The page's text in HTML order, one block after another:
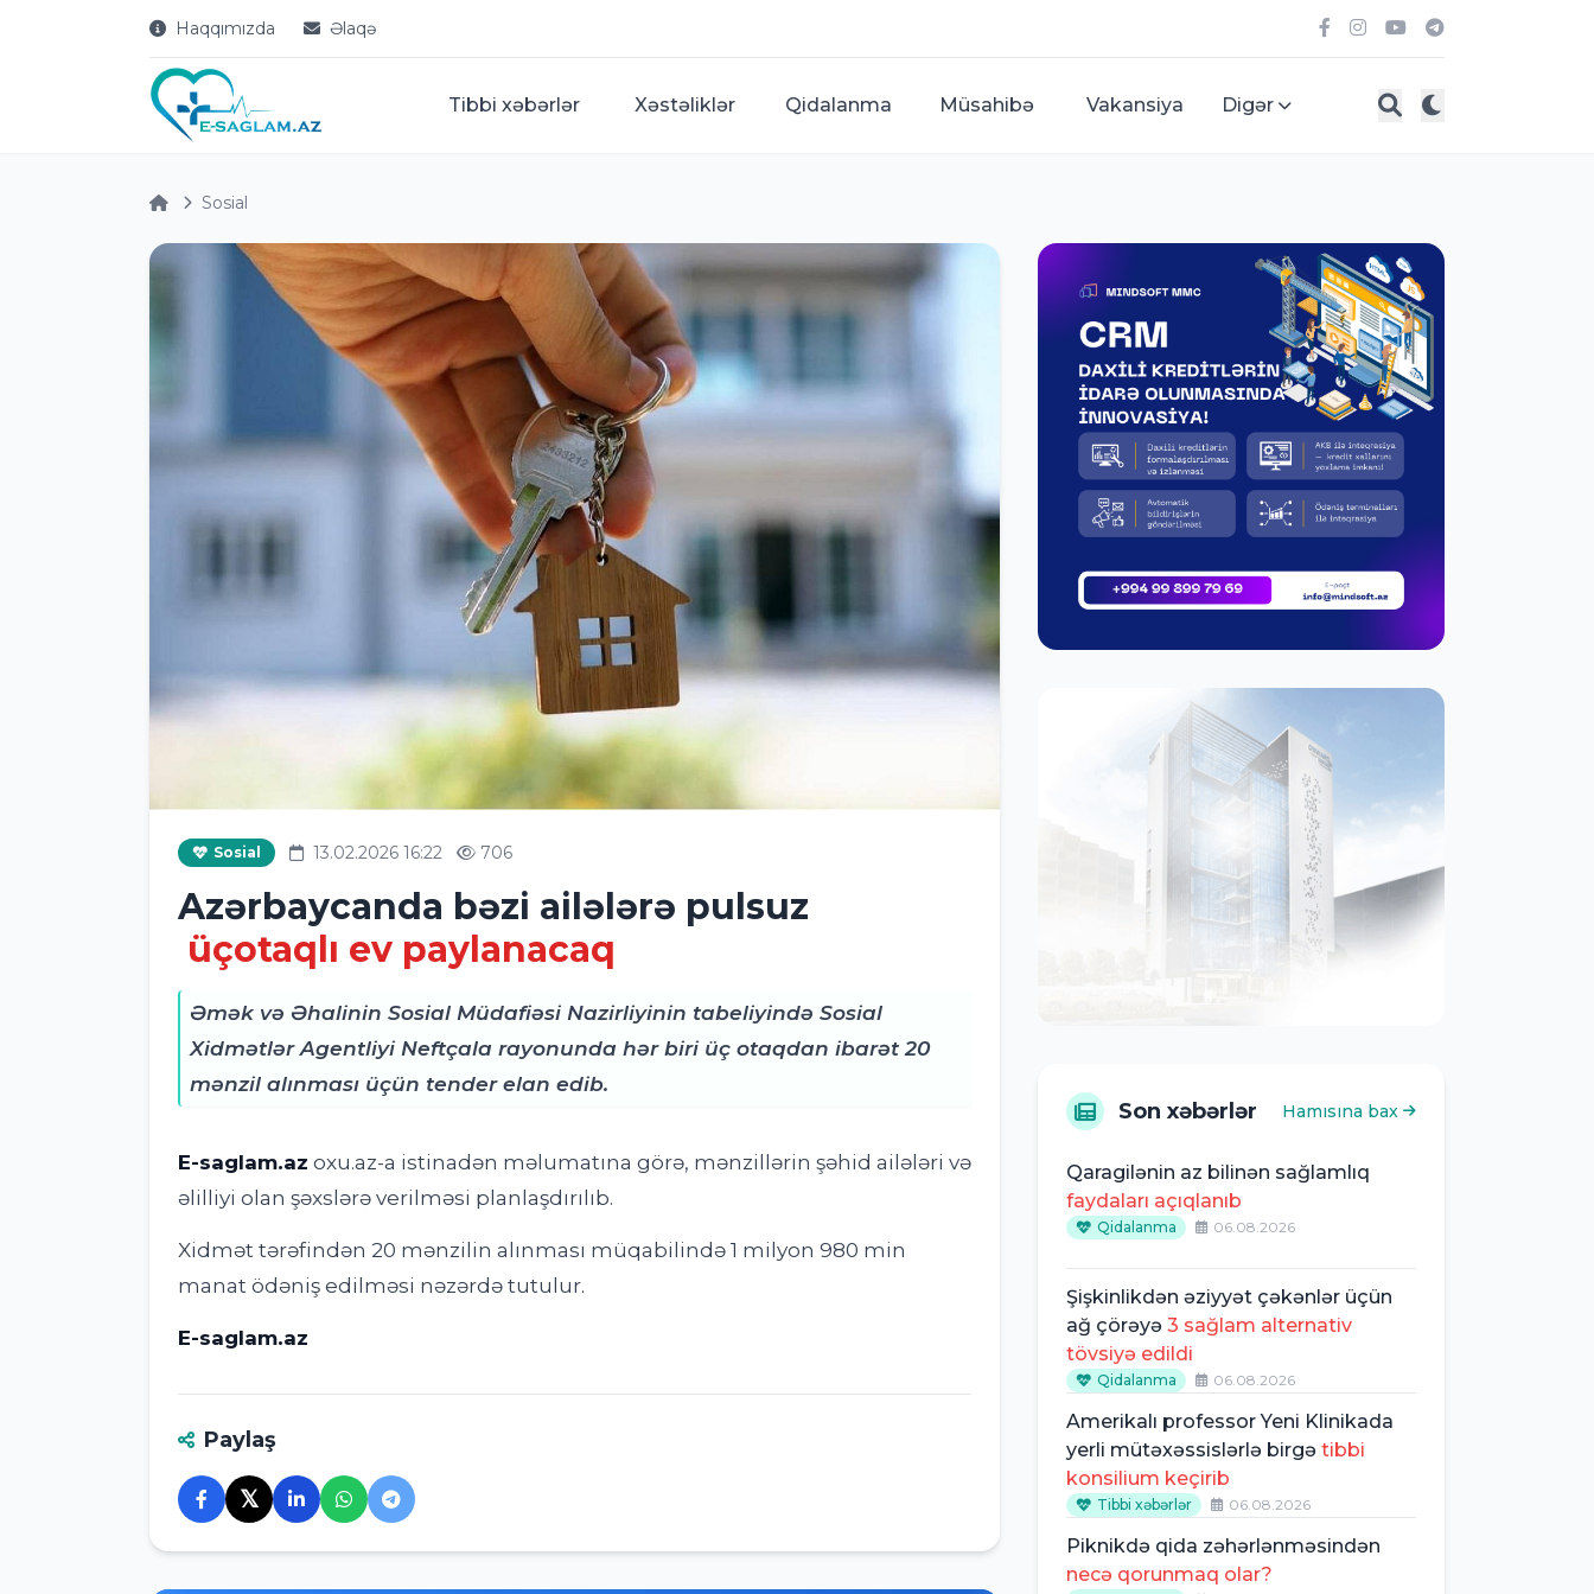
Haqqımızda Əlaqə
Tibbi xəbərlər Xəstəliklər Qidalanma Müsahibə Vakansiya Digər
Sosial
Sosial 13.02.2026 16:22 706
Azərbaycanda bəzi ailələrə pulsuz
üçotaqlı ev paylanacaq
Əmək və Əhalinin Sosial Müdafiəsi Nazirliyinin tabeliyində Sosial
Xidmətlər Agentliyi Neftçala rayonunda hər biri üç otaqdan ibarət 20
mənzil alınması üçün tender elan edib.
E-saglam.az oxu.az-a istinadən məlumatına görə, mənzillərin şəhid ailələri və
əlilliyi olan şəxslərə verilməsi planlaşdırılıb.
Xidmət tərəfindən 20 mənzilin alınması müqabilində 1 milyon 980 min
manat ödəniş edilməsi nəzərdə tutulur.
E-saglam.az
Paylaş
𝕏
Son xəbərlər Hamısına bax
Qaragilənin az bilinən sağlamlıq
faydaları açıqlanıb
Qidalanma 06.08.2026
Şişkinlikdən əziyyət çəkənlər üçün
ağ çörəyə3 sağlam alternativ
tövsiyə edildi
Qidalanma 06.08.2026
Amerikalı professor Yeni Klinikada
yerli mütəxəssislərlə birgətibbi
konsilium keçirib
Tibbi xəbərlər 06.08.2026
Piknikdə qida zəhərlənməsindən
necə qorunmaq olar?